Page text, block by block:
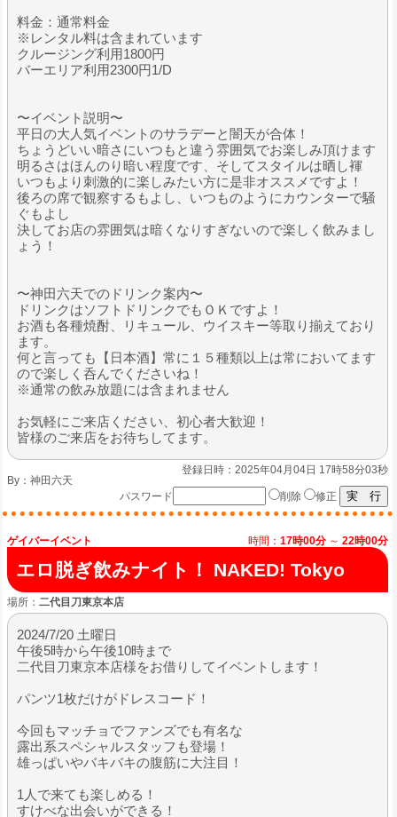
料金：通常料金
※レンタル料は含まれています
クルージング利用1800円
バーエリア利用2300円1/D
〜イベント説明〜
平日の大人気イベントのサラデーと闇天が合体！
ちょうどいい暗さにいつもと違う雰囲気でお楽しみ頂けます
明るさはほんのり暗い程度です、そしてスタイルは晒し褌
いつもより刺激的に楽しみたい方に是非オススメですよ！
後ろの席で観察するもよし、いつものようにカウンターで騒
ぐもよし
決してお店の雰囲気は暗くなりすぎないので楽しく飲みまし
ょう！
〜神田六天でのドリンク案内〜
ドリンクはソフトドリンクでもＯＫですよ！
お酒も各種焼酎、リキュール、ウイスキー等取り揃えており
ます。
何と言っても【日本酒】常に１５種類以上は常においてます
ので楽しく呑んでくださいね！
※通常の飲み放題には含まれません
お気軽にご来店ください、初心者大歓迎！
皆様のご来店をお待ちしてます。
登録日時：2025年04月04日 17時58分03秒
By： 神田六天
パスワード
削除 修正
ゲイバーイベント 時間： 17時00分 ～ 22時00分
エロ脱ぎ飲みナイト！ NAKED! Tokyo
場所： 二代目刀東京本店
2024/7/20 土曜日
午後5時から午後10時まで
二代目刀東京本店様をお借りしてイベントします！
パンツ1枚だけがドレスコード！
今回もマッチョでファンズでも有名な
露出系スペシャルスタッフも登場！
雄っぱいやバキバキの腹筋に大注目！
1人で来ても楽しめる！
すけべな出会いができる！